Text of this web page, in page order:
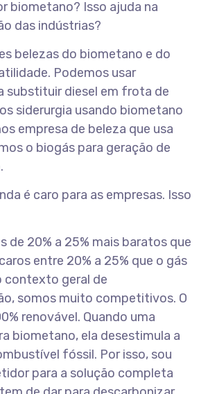
biometano? Isso ajuda na
das indústrias?
belezas do biometano e do
Podemos usar
substituir diesel em frota de
siderurgia usando biometano
empresa de beleza que usa
o biogás para geração de
é caro para as empresas. Isso
de 20% a 25% mais baratos que
entre 20% a 25% que o gás
contexto geral de
somos muito competitivos. O
renovável. Quando uma
biometano, ela desestimula a
fóssil. Por isso, sou
para a solução completa